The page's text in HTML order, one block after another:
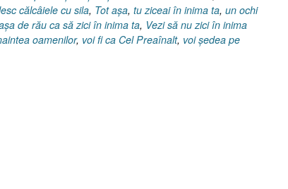
călcâiele cu sila, Tot aşa, tu ziceai în inima ta, un ochi
de rău ca să zici în inima ta, Vezi să nu zici în inima
oamenilor, voi fi ca Cel Preaînalt, voi şedea pe